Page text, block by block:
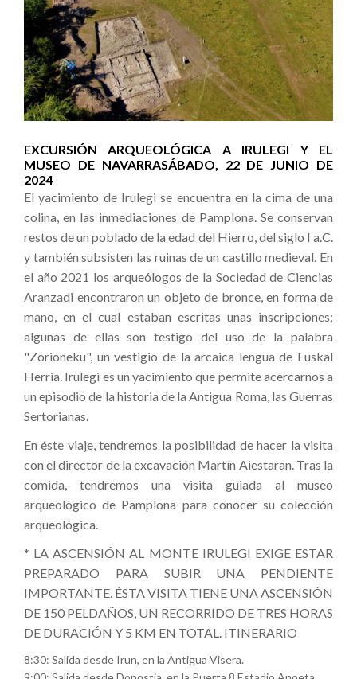
EXCURSIÓN ARQUEOLÓGICA A IRULEGI Y EL
MUSEO DE NAVARRASÁBADO, 22 DE JUNIO DE
2024
El yacimiento de Irulegi se encuentra en la cima de una
colina, en las inmediaciones de Pamplona. Se conservan
restos de un poblado de la edad del Hierro, del siglo I a.C.
y también subsisten las ruinas de un castillo medieval. En
el año 2021 los arqueólogos de la Sociedad de Ciencias
Aranzadi encontraron un objeto de bronce, en forma de
mano, en el cual estaban escritas unas inscripciones;
algunas de ellas son testigo del uso de la palabra
"Zorioneku", un vestigio de la arcaica lengua de Euskal
Herria. Irulegi es un yacimiento que permite acercarnos a
un episodio de la historia de la Antigua Roma, las Guerras
Sertorianas.
En éste viaje, tendremos la posibilidad de hacer la visita
con el director de la excavación Martín Aiestaran. Tras la
comida, tendremos una visita guiada al museo
arqueológico de Pamplona para conocer su colección
arqueológica.
* LA ASCENSIÓN AL MONTE IRULEGI EXIGE ESTAR
PREPARADO PARA SUBIR UNA PENDIENTE
IMPORTANTE. ÉSTA VISITA TIENE UNA ASCENSIÓN
DE 150 PELDAÑOS, UN RECORRIDO DE TRES HORAS
DE DURACIÓN Y 5 KM EN TOTAL. ITINERARIO
8:30: Salida desde Irun, en la Antigua Visera.